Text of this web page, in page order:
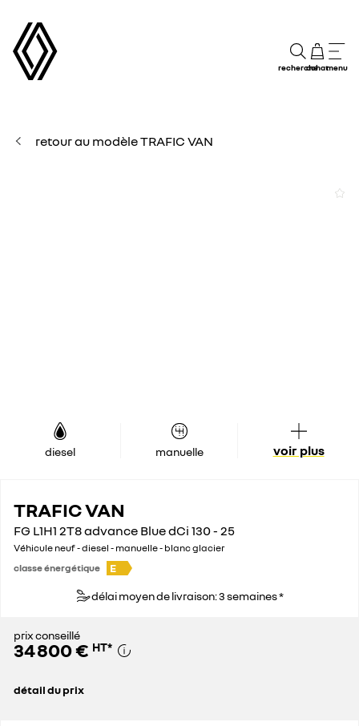
rechercheachatmenu
retour au modèle TRAFIC VAN
diesel manuelle voir plus
TRAFIC VAN
FG L1H1 2T8 advance Blue dCi 130 - 25
Véhicule neuf - diesel - manuelle - blanc glacier
classe énergétique
E
délai moyen de livraison: 3 semaines *
prix conseillé
34 800 € HT*
détail du prix